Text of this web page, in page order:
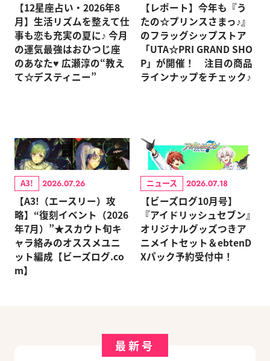
【12星座占い・2026年8
月】生活リズムを整えて仕
事も恋も充実の夏に♪ 今月
の運気最強はおひつじ座
のあなた♥ 広瀬淳の“教え
て☆デスティニー”
【レポート】今年も『う
たの☆プリンスさまっ♪』
のフラッグシップストア
「UTA☆PRI GRAND SHO
P」が開催！ 注目の商品
ラインナップをチェック♪
A3! 2026.07.26
【A3!（エースリー）攻
略】“復刻イベント（2026
年7月）”★スカウト旬キ
ャラ絡みのオススメユニ
ット編成【ビーズログ.co
m】
ニュース 2026.07.18
【ビーズログ10月号】
『アイドリッシュセブン』
オリジナルグッズつきア
ニメイトセット＆ebtenD
Xパック予約受付中！
最新号